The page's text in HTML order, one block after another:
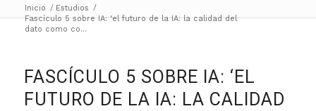
Inicio / Estudios /
Fascículo 5 sobre IA: ‘el futuro de la IA: la calidad del
dato como co...
FASCÍCULO 5 SOBRE IA: ‘EL
FUTURO DE LA IA: LA CALIDAD